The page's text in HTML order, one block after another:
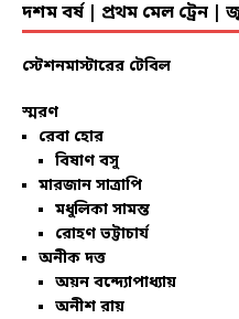
দশম বর্ষ | প্রথম মেল ট্রেন |
স্টেশনমাস্টারের টেবিল
স্মরণ
রেবা হোর
বিষাণ বসু
মারজান সাত্রাপি
মধুলিকা সামন্ত
রোহণ ভট্টাচার্য
অনীক দত্ত
অয়ন বন্দ্যোপাধ্যায়
অনীশ রায়